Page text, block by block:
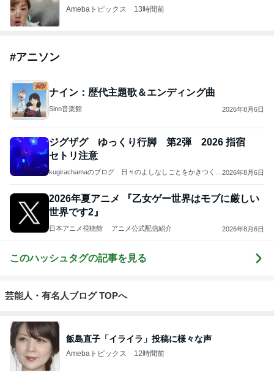
Amebaトピックス 13時間前
#アニソン
ナイン：歴代主題歌＆エンディング曲
Sinn音楽館 2026年8月6日
ジグザグ ゆっくり行脚 第2弾 2026 指宿
セトリ注意
kugirachamaのブログ 日々のよしなしごとをかきつくれ 2026年8月6日
2026年夏アニメ 『乙女ゲー世界はモブに厳しい
世界です2』
日本アニメ視聴館 アニメ公式配信紹介 2026年8月6日
このハッシュタグの記事を見る
芸能人・有名人ブログ TOPへ
飯島直子「イライラ」投稿に様々な声
Amebaトピックス 12時間前